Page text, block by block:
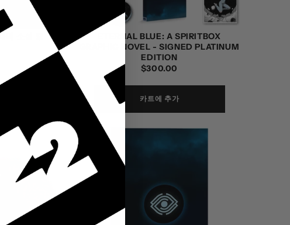
픽 소설 중
ETERNAL BLUE: A SPIRITBOX
GRAPHIC NOVEL - SIGNED PLATINUM
EDITION
정
$300.00
카트에 추가